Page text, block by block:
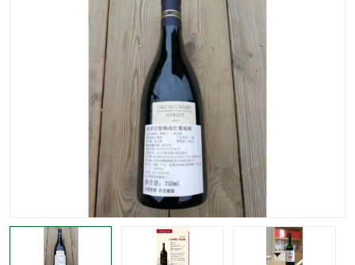
进口杂货清关
机床进口清关
国际灯具清关